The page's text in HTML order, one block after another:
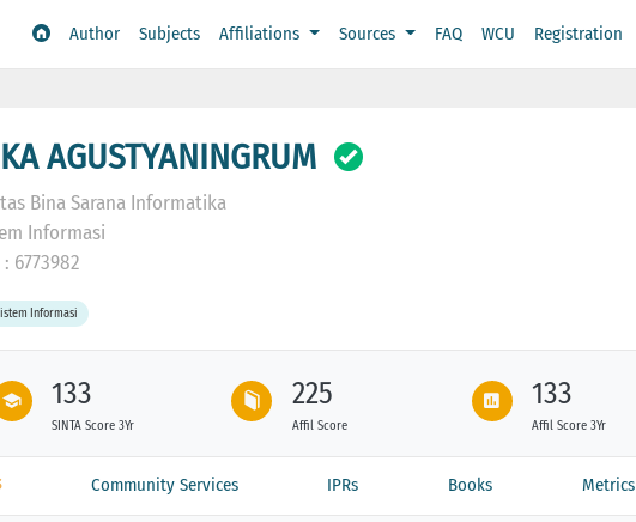
Author Subjects Affiliations Sources FAQ WCU Registration
AGUSTYANINGRUM
Bina Sarana Informatika
Informasi
: 6773982
Informasi
133
SINTA Score 3Yr
225
Affil Score
133
Affil Score 3Yr
Community Services IPRs Books Metrics